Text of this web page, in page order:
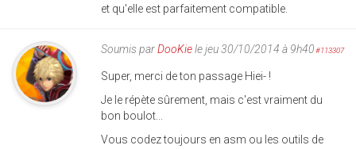
et qu'elle est parfaitement compatible.
Soumis parDooKiele jeu 30/10/2014 à 9h40#113307
Super, merci de ton passage Hiei- !
Je le répète sûrement, mais c'est vraiment du
bon boulot...
Vous codez toujours en asm ou les outils de